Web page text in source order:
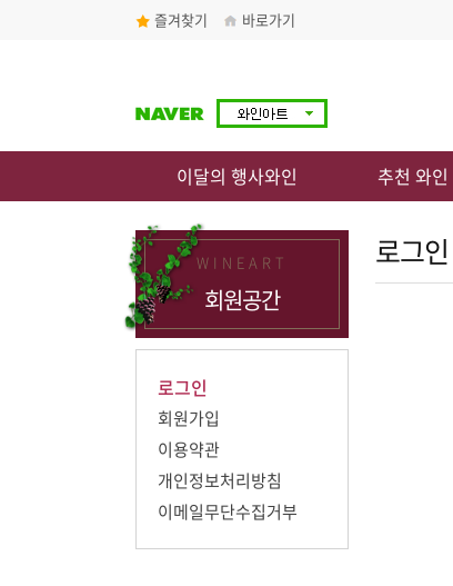
즐겨찾기 바로가기
이달의 행사와인 추천 와
WINEART
회원공간
로그인
회원가입
이용약관
개인정보처리방침
이메일무단수집거부
로그인